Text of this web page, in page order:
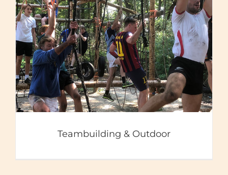
Teambuilding & Outdoor
Teambuilding & Outdoor